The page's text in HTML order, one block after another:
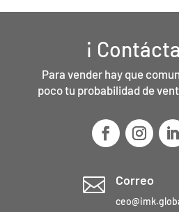
¡
Para vender hay que
poco tu probabilidad de
 Correo